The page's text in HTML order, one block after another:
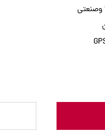
وصنعتی